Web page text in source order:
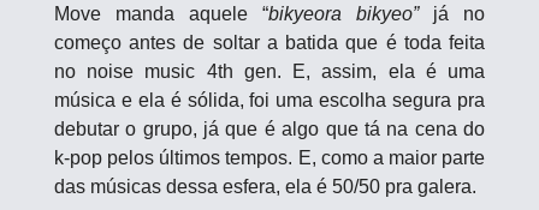
Move manda aquele “bikyeora bikyeo” já no
começo antes de soltar a batida que é toda feita
no noise music 4th gen. E, assim, ela é uma
música e ela é sólida, foi uma escolha segura pra
debutar o grupo, já que é algo que tá na cena do
k-pop pelos últimos tempos. E, como a maior parte
das músicas dessa esfera, ela é 50/50 pra galera.